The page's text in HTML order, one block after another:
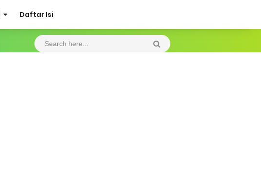
Daftar Isi
Saturday, 8 August